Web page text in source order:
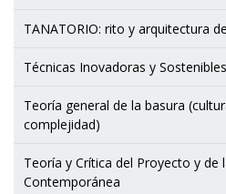
TANATORIO: rito y arquitectura
Técnicas Inovadoras y
Teoría general de la basura
complejidad)
Teoría y Crítica del Proyecto y
Contemporánea